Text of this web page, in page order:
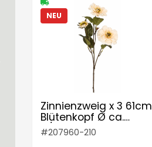
Zinnienzweig x 3 61cm
Blütenkopf Ø ca.
4/9,5cm Farbe:
creme
#207960-210
NEU